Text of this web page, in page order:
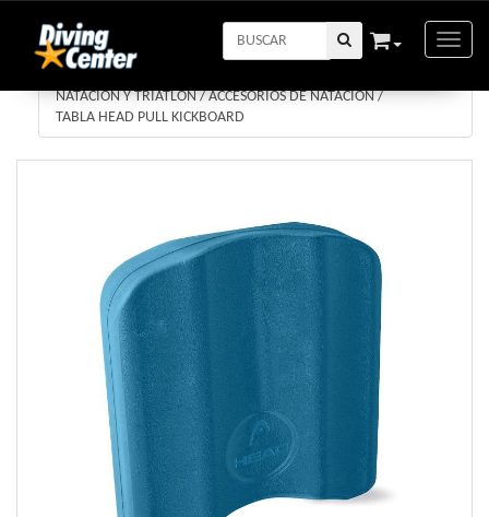
NATACION Y TRIATLON/ACCESORIOS DE NATACION /
TABLA HEAD PULL KICKBOARD